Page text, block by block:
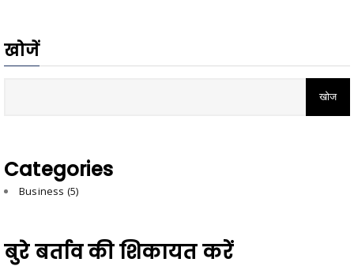
खोजें
Categories
Business (5)
बुरे बर्ताव की शिकायत करें